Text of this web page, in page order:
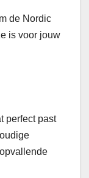
de Nordic
is voor jouw
perfect past